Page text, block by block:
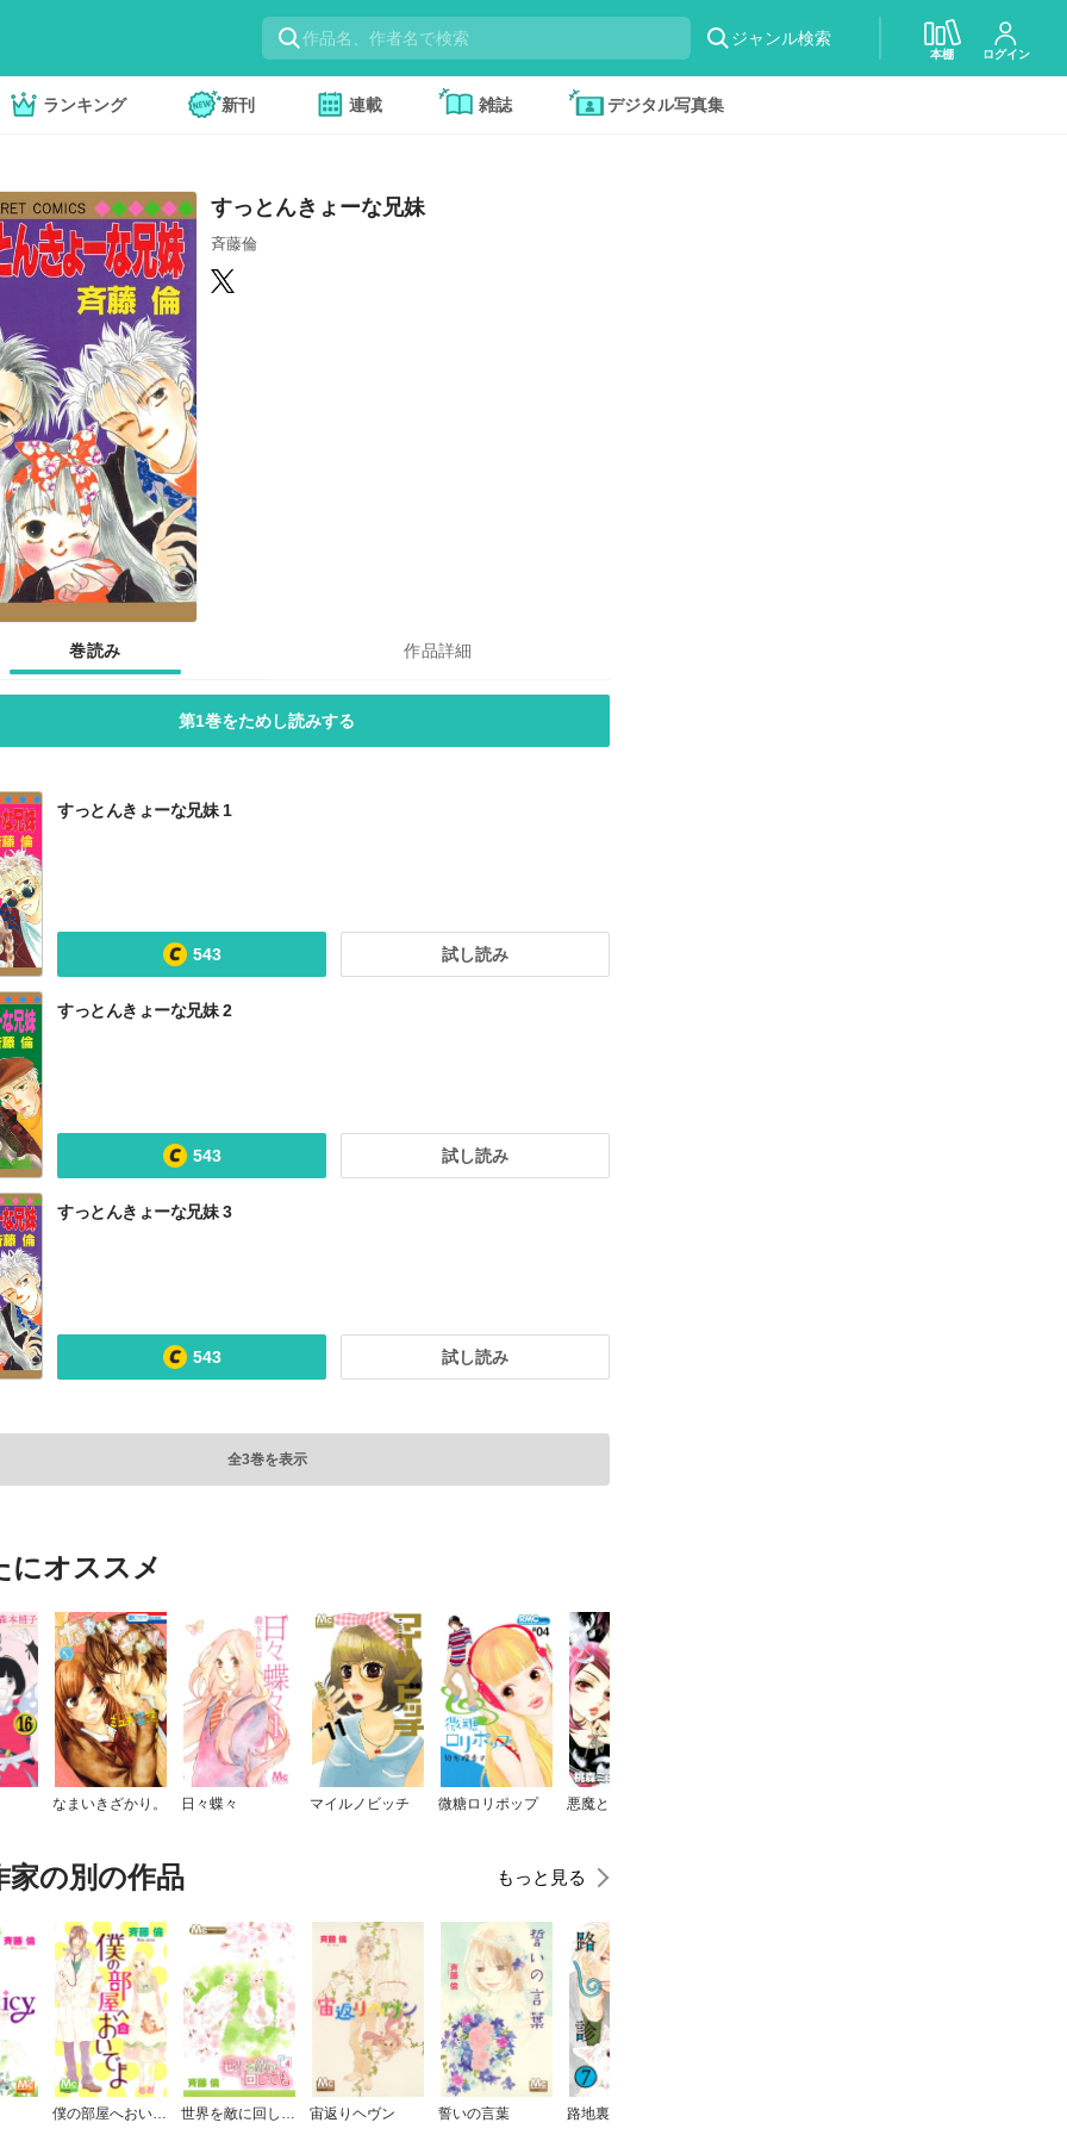
ジャンル検索
本棚 ログイン
ランキング 新刊 連載 雑誌 デジタル写真集
すっとんきょーな兄妹
斉藤倫
巻読み 作品詳細
第1巻をためし読みする
すっとんきょーな兄妹 1
543 試し読み
すっとんきょーな兄妹 2
543 試し読み
すっとんきょーな兄妹 3
543 試し読み
全3巻を表示
にオススメ
なまいきざかり。 日々蝶々 マイルノビッチ 微糖ロリポップ 悪魔とラブソング
家の別の作品 もっと見る
僕の部屋へおいでよ 世界を敵に回しても 宙返りヘヴン 誓いの言葉